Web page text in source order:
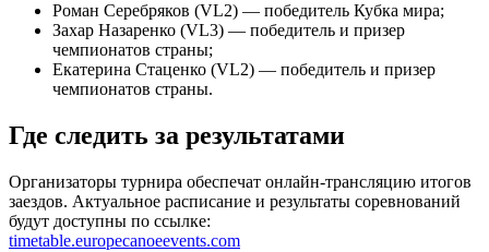
Роман Серебряков (VL2) — победитель Кубка мира;
Захар Назаренко (VL3) — победитель и призер
чемпионатов страны;
Екатерина Стаценко (VL2) — победитель и призер
чемпионатов страны.
Где следить за результатами
Организаторы турнира обеспечат онлайн-трансляцию итогов
заездов. Актуальное расписание и результаты соревнований
будут доступны по ссылке:
timetable.europecanoeevents.com